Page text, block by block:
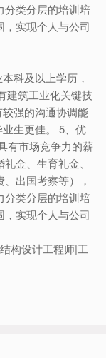
分类分层的培训培
实现个人与公司
科及以上学历，
建筑工业化关键技
强的沟通协调能
生更佳。 5、优
有市场竞争力的薪
金、生育礼金、
出国考察等），
分类分层的培训培
实现个人与公司
构设计工程师|工